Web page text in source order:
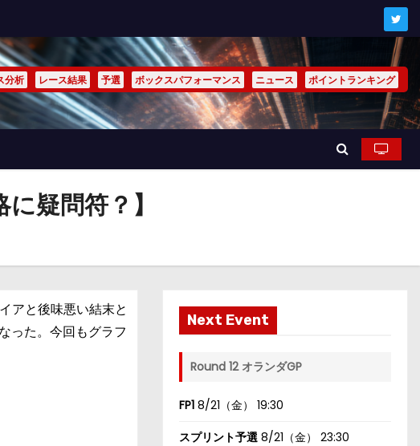
分析 レース結果 予選 ボックスパフォーマンス ニュース ポイントランキング
疑問符？】
アと後味悪い結末と
った。今回もグラフ
Next Event
Round 12 オランダGP
FP1 8/21（金） 19:30
スプリント予選 8/21（金） 23:30